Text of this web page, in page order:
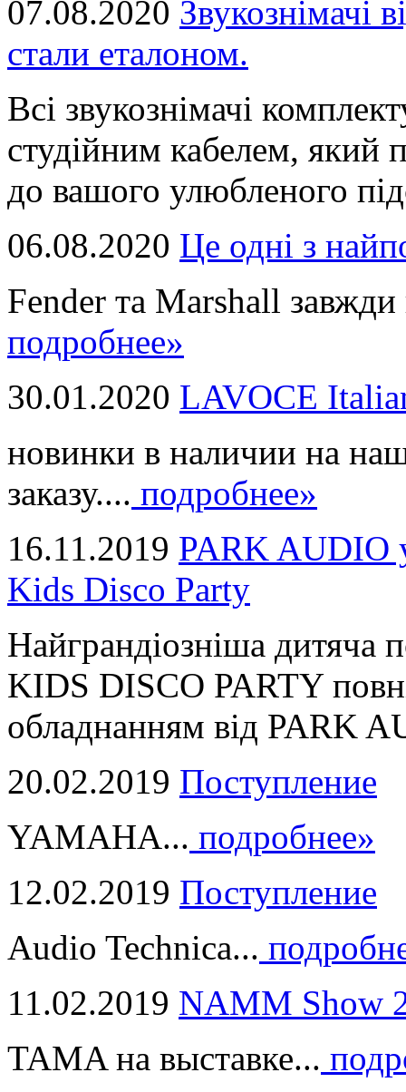
07.08.2020 Звукознімачі
стали еталоном.
Всі звукознімачі
студійним кабелем, який
до вашого улюбленого
06.08.2020 Це однi з
Fender та Marshall завжди
подробнее»
30.01.2020 LAVOCE
новинки в наличии на
заказу.... подробнее»
16.11.2019 PARK AUDIO
Kids Disco Party
Найграндіозніша дитяча
KIDS DISCO PARTY
обладнанням від PARK
20.02.2019 Поступление
YAMAHA... подробнее»
12.02.2019 Поступление
Audio Technica...
11.02.2019 NAMM Show
TAMA на выставке...